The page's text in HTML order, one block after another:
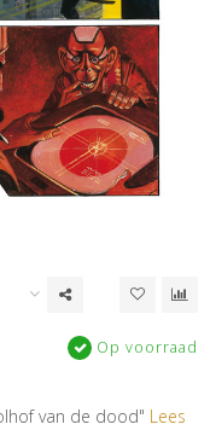
Op voorraad
van de dood" Lees